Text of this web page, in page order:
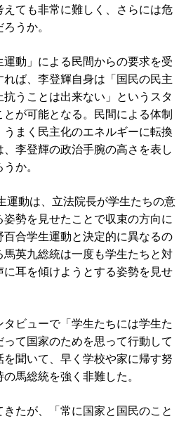
えても非常に難しく、さらには危
うか。
動」による民間からの要求を受
ば、李登輝自身は「国民の民主
うことは出来ない」というスタ
が可能となる。民間による体制
まく民主化のエネルギーに転換
李登輝の政治手腕の高さを表し
か。
動は、立法院長が学生たちの意
姿勢を見せたことで収束の方向に
合学生運動と決定的に異なるの
英九総統は一度も学生たちと対
耳を傾けようとする姿勢を見せ
ビューで「学生たちには学生た
て国家のためを思って行動して
聞いて、早く学校や家に帰す努
馬総統を強く非難した。
たが、「常に国家と国民のこと